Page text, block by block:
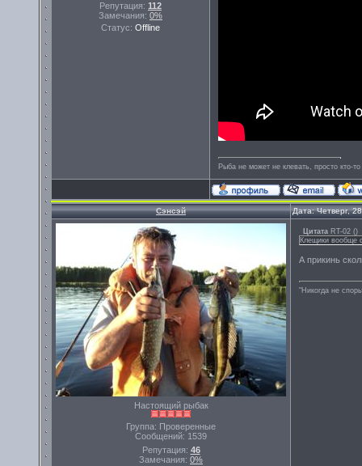
Репутация: 112
Замечания: 0%
Статус: Offline
Рыба не может не клевать, просто кто-
Сэнсэй Дата: Четверг,
Настоящий рыбак
Группа: Проверенные
Сообщений: 1539
Репутация: 46
Замечания: 0%
Цитата RT-02 ()
Клещики вообще
А прикинь
"Никогда не